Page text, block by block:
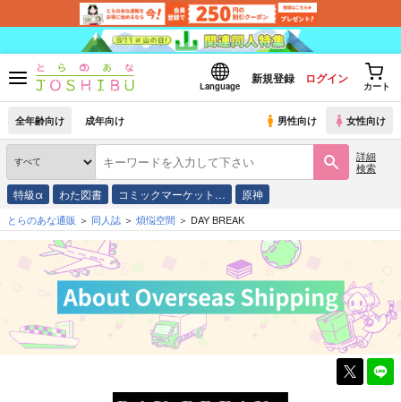
Language
新規登録 ログイン
カート
全年齢向け 成年向け 男性向け 女性向け
詳細
検索
特級α わた図書 コミックマーケット… 原神
とらのあな通販 同人誌 煩悩空間 DAY BREAK